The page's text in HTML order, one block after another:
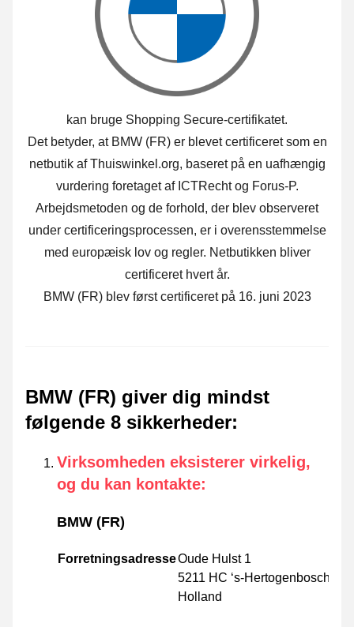
kan bruge Shopping Secure-certifikatet.
Det betyder, at BMW (FR) er blevet certificeret som en
netbutik af Thuiswinkel.org, baseret på en uafhængig
vurdering foretaget af ICTRecht og Forus-P.
Arbejdsmetoden og de forhold, der blev observeret
under certificeringsprocessen, er i overensstemmelse
med europæisk lov og regler. Netbutikken bliver
certificeret hvert år.
BMW (FR) blev først certificeret på 16. juni 2023
BMW (FR) giver dig mindst
følgende 8 sikkerheder:
Virksomheden eksisterer virkelig,
og du kan kontakte:
BMW (FR)
ForretningsadresseOude Hulst 1
5211 HC ‘s-Hertogenbosch
Holland